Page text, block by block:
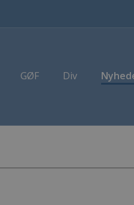
GØF Div